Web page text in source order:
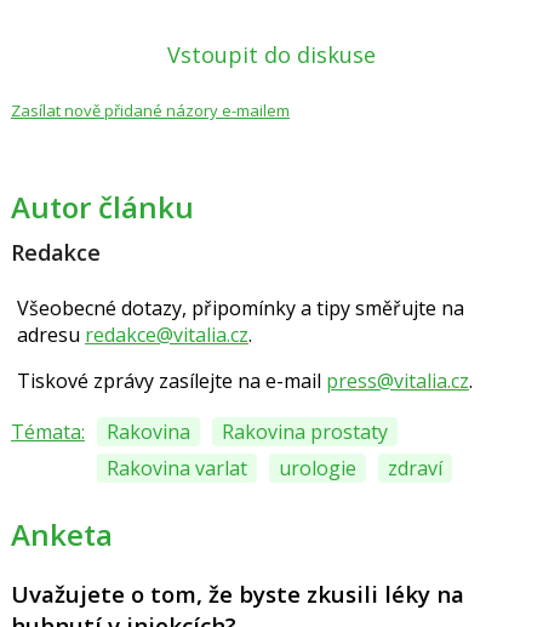
Vstoupit do diskuse
Zasílat nově přidané názory e-mailem
Autor článku
Redakce
Všeobecné dotazy, připomínky a tipy směřujte na
adresu redakce@vitalia.cz.
Tiskové zprávy zasílejte na e-mail press@vitalia.cz.
Témata:
Rakovina
Rakovina prostaty
Rakovina varlat
urologie zdraví
Anketa
Uvažujete o tom, že byste zkusili léky na